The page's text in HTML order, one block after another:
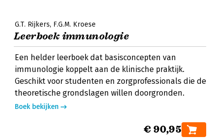
G.T. Rijkers F.G.M. Kroese
Leerboek immunologie
Een helder leerboek dat basisconcepten van
immunologie koppelt aan de klinische praktijk.
Geschikt voor studenten en zorgprofessionals die de
theoretische grondslagen willen doorgronden.
Boek bekijken
€ 90,95